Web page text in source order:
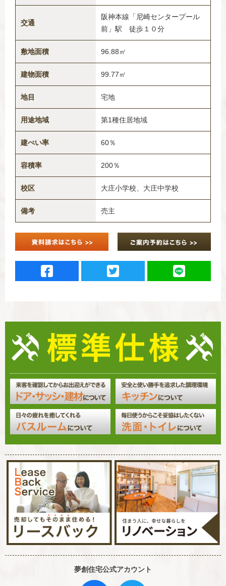
交通
阪神本線「尼崎センタープール
前」駅 徒歩１０分
敷地面積 96.88㎡
建物面積 99.77㎡
地目 宅地
用途地域 第1種住居地域
建ぺい率 60％
容積率 200％
校区 大庄小学校、大庄中学校
備考 売主
夢創住宅公式アカウント